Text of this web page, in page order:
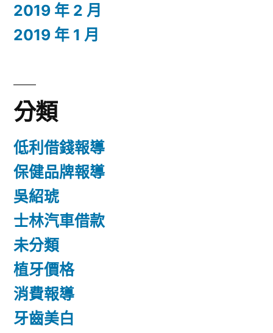
2019 年 2 月
2019 年 1 月
分類
低利借錢報導
保健品牌報導
吳紹琥
士林汽車借款
未分類
植牙價格
消費報導
牙齒美白